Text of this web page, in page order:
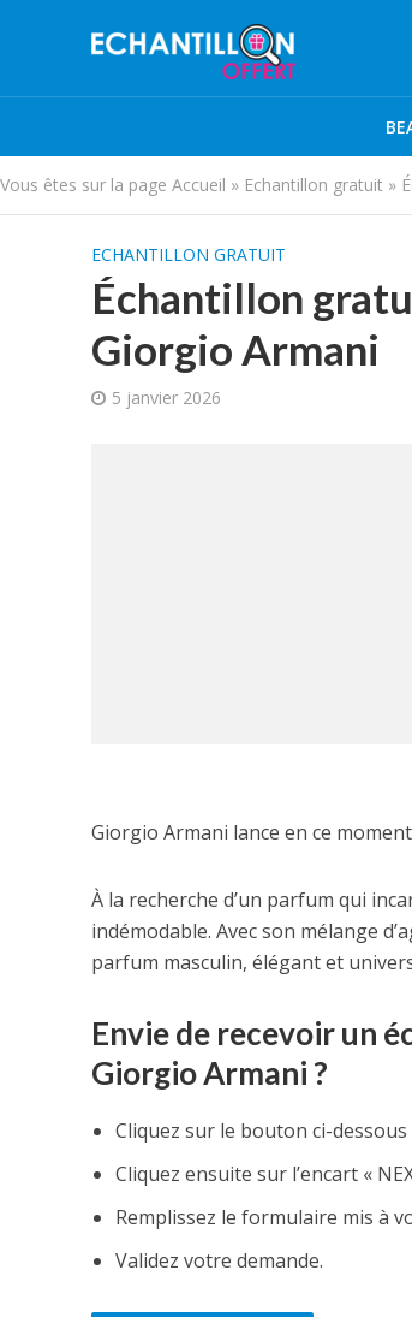
Vous êtes sur la page Accueil » Echantillon gratuit »
ECHANTILLON GRATUIT
Échantillon
Giorgio Armani
5 janvier 2026
Giorgio Armani lance en ce
À la recherche d’un parfum qui
indémodable. Avec son mélange
parfum masculin, élégant et
Envie de recevoir un
Giorgio Armani ?
Cliquez sur le bouton ci-
Cliquez ensuite sur l’encart «
Remplissez le formulaire mis à
Validez votre demande.